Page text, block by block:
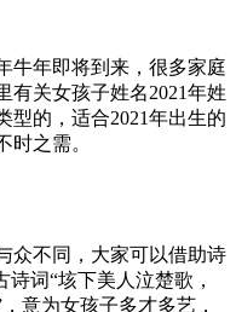
牛年即将到来，很多家庭
有关女孩子姓名2021年姓
型的，适合2021年出生的
时之需。
众不同，大家可以借助诗
词“垓下美人泣楚歌，
意为女孩子多才多艺，